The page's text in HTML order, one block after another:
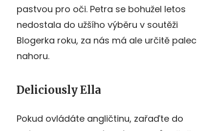
pastvou pro oči. Petra se bohužel letos
nedostala do užšího výběru v soutěži
Blogerka roku, za nás má ale určitě palec
nahoru.
Deliciously Ella
Pokud ovládáte angličtinu, zařaďte do